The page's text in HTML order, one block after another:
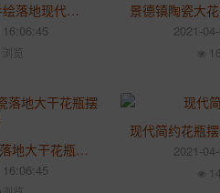
景德镇陶瓷花瓶 手绘落地现代客厅大号瓷瓶 家用送人礼品
览
2021-
珐琅彩景德镇陶瓷落地大干花瓶摆件 客厅插花装饰品 2021-